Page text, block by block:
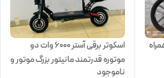
اسکوتر برقی آستر ۶۰۰۰ وات دو
موتوره قدرتمند مانیتور بزرگ موتور و
لاستیک بزرگ
ناموجود